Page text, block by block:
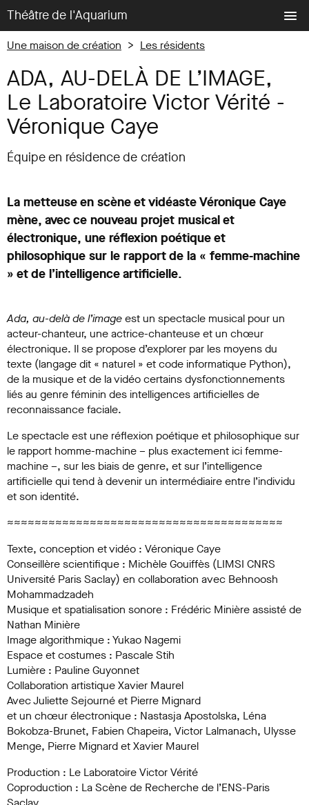
Théâtre de l'Aquarium
Une maison de création > Les résidents
ADA, AU-DELÀ DE L’IMAGE,
Le Laboratoire Victor Vérité -
Véronique Caye
Équipe en résidence de création
La metteuse en scène et vidéaste Véronique Caye
mène, avec ce nouveau projet musical et
électronique, une réflexion poétique et
philosophique sur le rapport de la « femme-machine
» et de l’intelligence artificielle.
Ada, au-delà de l’imageest un spectacle musical pour un
acteur-chanteur, une actrice-chanteuse et un chœur
électronique. Il se propose d’explorer par les moyens du
texte (langage dit « naturel » et code informatique Python),
de la musique et de la vidéo certains dysfonctionnements
liés au genre féminin des intelligences artificielles de
reconnaissance faciale.
Le spectacle est une réflexion poétique et philosophique sur
le rapport homme-machine – plus exactement ici femme-
machine –, sur les biais de genre, et sur l’intelligence
artificielle qui tend à devenir un intermédiaire entre l’individu
et son identité.
≈≈≈≈≈≈≈≈≈≈≈≈≈≈≈≈≈≈≈≈≈≈≈≈≈≈≈≈≈≈≈≈≈≈≈≈≈≈≈≈
Texte, conception et vidéo : Véronique Caye
Conseillère scientifique : Michèle Gouiffès (LIMSI CNRS
Université Paris Saclay) en collaboration avec Behnoosh
Mohammadzadeh
Musique et spatialisation sonore : Frédéric Minière assisté de
Nathan Minière
Image algorithmique : Yukao Nagemi
Espace et costumes : Pascale Stih
Lumière : Pauline Guyonnet
Collaboration artistique Xavier Maurel
Avec Juliette Sejourné et Pierre Mignard
et un chœur électronique : Nastasja Apostolska, Léna
Bokobza-Brunet, Fabien Chapeira, Victor Lalmanach, Ulysse
Menge, Pierre Mignard et Xavier Maurel
Production : Le Laboratoire Victor Vérité
Coproduction : La Scène de Recherche de l’ENS-Paris